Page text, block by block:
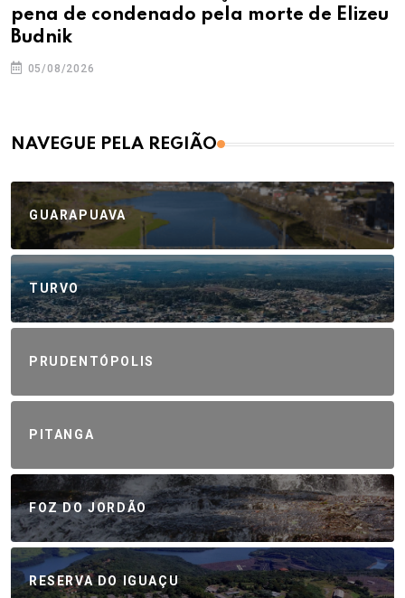
pena de condenado pela morte de Elizeu
Budnik
05/08/2026
NAVEGUE PELA REGIÃO
GUARAPUAVA
TURVO
PRUDENTÓPOLIS
PITANGA
FOZ DO JORDÃO
RESERVA DO IGUAÇU